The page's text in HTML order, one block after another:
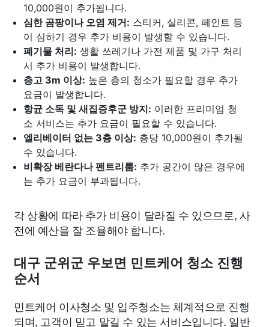
10,000원이 추가됩니다.
심한 곰팡이나 오염 제거: 스티커, 실리콘, 페인트 등
이 심하기 경우 추가 비용이 발생할 수 있습니다.
폐기물 처리: 생활 쓰레기나 가전 제품 및 가구 처리
시 추가 비용이 발생합니다.
층고 3m 이상: 높은 층의 청소가 필요할 경우 추가
요금이 발생합니다.
항균 소독 및 새집증후군 방지: 이러한 프리미엄 청
소 서비스는 추가 요금이 필요할 수 있습니다.
엘리베이터 없는 3층 이상: 층당 10,000원이 추가될
수 있습니다.
비확장 베란다나 펜트리룸: 추가 공간이 많은 경우에
는 추가 요금이 부과됩니다.
각 상황에 따라 추가 비용이 달라질 수 있으므로, 사
전에 예산을 잘 조율해야 합니다.
대구 군위군 우보면 민트케어 청소 진행
순서
민트케어 이사청소 및 입주청소는 체계적으로 진행
되며, 고객이 믿고 맡길 수 있는 서비스입니다. 일반